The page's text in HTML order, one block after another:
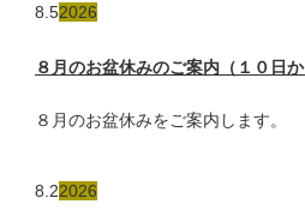
8.52026
８月のお盆休みのご案内（１０日か
８月のお盆休みをご案内します。
8.22026